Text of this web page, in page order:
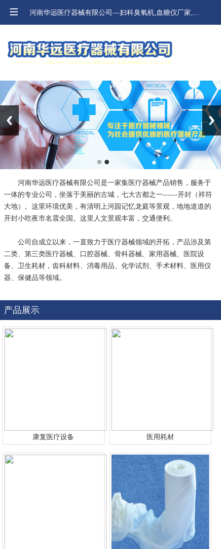
Previous Next
河南华远医疗器械有限公司是一家集医疗器械产品销售，服务于
一体的专业公司，坐落于美丽的古城，七大古都之一------开封（祥符
大地）。这里环境优美，有清明上河园记忆龙庭等景观，地地道道的
开封小吃夜市名震全国。这里人文景观丰富，交通便利。
公司自成立以来，一直致力于医疗器械领域的开拓，产品涉及第
二类、第三类医疗器械、口腔器械、骨科器械、家用器械、医院设
备、卫生耗材，齿科材料、消毒用品、化学试剂、手术材料、医用仪
器、保健品等领域。
产品展示
康复医疗设备 医用耗材